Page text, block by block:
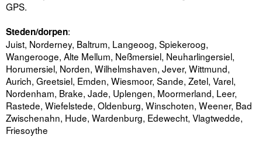
GPS.
Steden/dorpen:
Juist, Norderney, Baltrum, Langeoog, Spiekeroog,
Wangerooge, Alte Mellum, Neßmersiel, Neuharlingersiel,
Horumersiel, Norden, Wilhelmshaven, Jever, Wittmund,
Aurich, Greetsiel, Emden, Wiesmoor, Sande, Zetel, Varel,
Nordenham, Brake, Jade, Uplengen, Moormerland, Leer,
Rastede, Wiefelstede, Oldenburg, Winschoten, Weener, Bad
Zwischenahn, Hude, Wardenburg, Edewecht, Vlagtwedde,
Friesoythe